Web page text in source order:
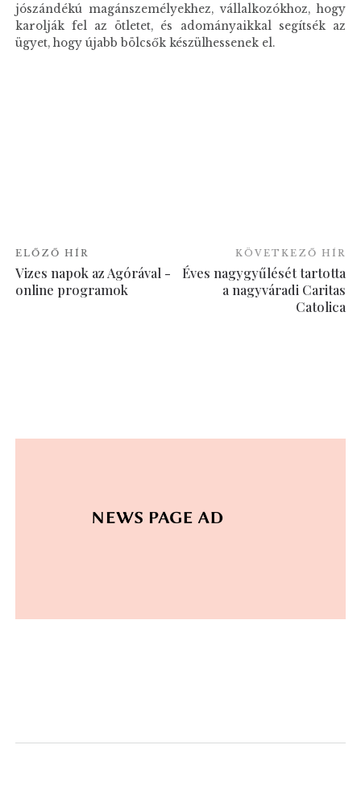
jószándékú magánszemélyekhez, vállalkozókhoz, hogy
karolják fel az ötletet, és adományaikkal segítsék az
ügyet, hogy újabb bölcsők készülhessenek el.
ELŐZŐ HÍR
Vizes napok az Agórával -
online programok
KÖVETKEZŐ HÍR
Éves nagygyűlését tartotta
a nagyváradi Caritas
Catolica